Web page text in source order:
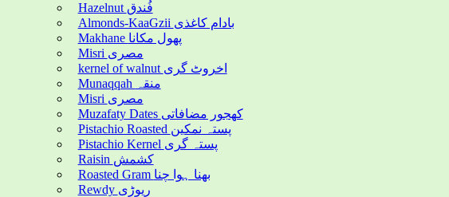
Hazelnut فُندق
Almonds-KaaGzii بادام کاغذی
Makhane پھول مکانا
Misri مصری
kernel of walnut اخروٹ گری
Munaqqah منقہ
Misri مصری
Muzafaty Dates کھجور مضافاتی
Pistachio Roasted پستہ نمکین
Pistachio Kernel پستہ گری
Raisin کشمش
Roasted Gram بھنا ہوا چنا
Rewdy ریوڑی